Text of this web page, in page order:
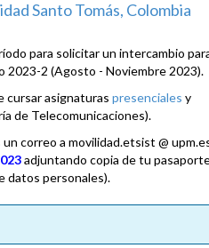
Santo Tomás, Colombia
para solicitar un intercambio
2023-2 (Agosto - Noviembre 2023).
cursar asignaturas presenciales y
de Telecomunicaciones).
correo a movilidad.etsist @
adjuntando copia de tu
datos personales).